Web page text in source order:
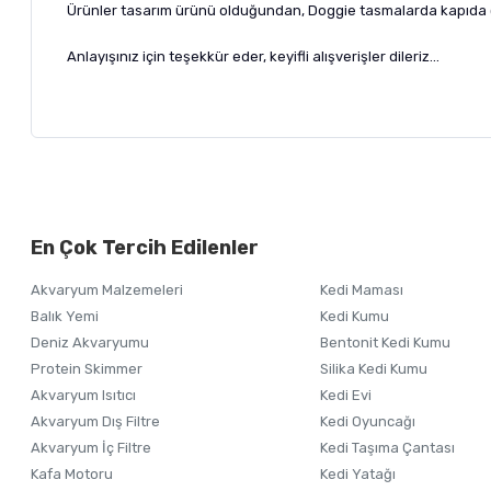
Ürünler tasarım ürünü olduğundan, Doggie tasmalarda
Anlayışınız için teşekkür eder, keyifli alışverişler dileriz...
Ürün açıklamasında eksik bilgiler bulunuyor.
Ürün fiyatı diğer sitelerden daha pahalı.
Bu ürüne benzer farklı alternatifler olmalı.
çalışan ustaların onlarca yılı aşkın tecrübesi ve
vereceğiniz ürün için mutlaka ölçüm tablosundan
imal süreci olabilir ( mağaza hazır stoğu ise aynı gün
0850 346 71 69 nolu hattımızdan müşteri temsilcisine ulaşarak
Ürünler tasarım ürünü olduğundan, Doggie tasmalarda
Anlayışınız için teşekkür eder, keyifli alışverişler dileriz...
En Çok Tercih Edilenler
Akvaryum Malzemeleri
Balık Yemi
Deniz Akvaryumu
Protein Skimmer
Akvaryum Isıtıcı
Akvaryum Dış Filtre
Akvaryum İç Filtre
Kafa Motoru
Kedi Maması
Kedi Kumu
Bentonit Kedi Kumu
Silika Kedi Kumu
Kedi Evi
Kedi Oyuncağı
Kedi Taşıma Çantası
Kedi Yatağı